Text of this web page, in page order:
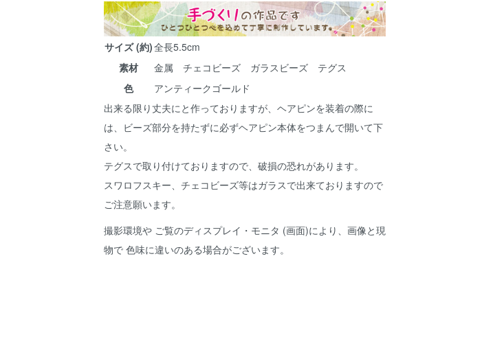
サイズ (約)全長5.5cm
素材
金属 チェコビーズ ガラスビーズ テグス
色
アンティークゴールド
出来る限り丈夫にと作っておりますが、ヘアピンを装着の際に
は、ビーズ部分を持たずに必ずヘアピン本体をつまんで開いて下
さい。
テグスで取り付けておりますので、破損の恐れがあります。
スワロフスキー、チェコビーズ等はガラスで出来ておりますので
ご注意願います。
撮影環境や ご覧のディスプレイ・モニタ (画面)により、画像と現
物で 色味に違いのある場合がございます。